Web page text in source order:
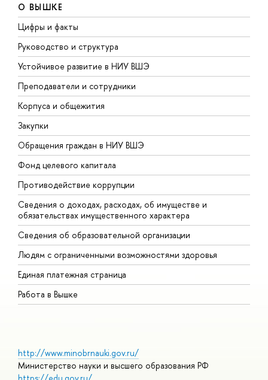
О ВЫШКЕ
Цифры и факты
Руководство и структура
Устойчивое развитие в НИУ ВШЭ
Преподаватели и сотрудники
Корпуса и общежития
Закупки
Обращения граждан в НИУ ВШЭ
Фонд целевого капитала
Противодействие коррупции
Сведения о доходах, расходах, об имуществе и
обязательствах имущественного характера
Сведения об образовательной организации
Людям с ограниченными возможностями здоровья
Единая платежная страница
Работа в Вышке
http://www.minobrnauki.gov.ru/
Министерство науки и высшего образования РФ